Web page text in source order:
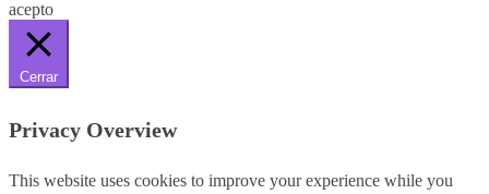
acepto
Cerrar
Privacy Overview
This website uses cookies to improve your experience while you